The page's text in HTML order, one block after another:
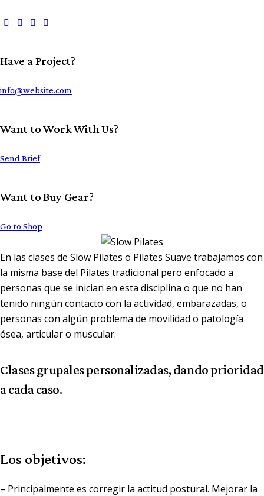
Have a Project?
info@website.com
Want to Work With Us?
Send Brief
Want to Buy Gear?
Go to Shop
En las clases de Slow Pilates o Pilates Suave trabajamos con
la misma base del Pilates tradicional pero enfocado a
personas que se inician en esta disciplina o que no han
tenido ningún contacto con la actividad, embarazadas, o
personas con algún problema de movilidad o patología
ósea, articular o muscular.
Clases grupales personalizadas, dando prioridad
a cada caso.
Los objetivos:
– Principalmente es corregir la actitud postural. Mejorar la